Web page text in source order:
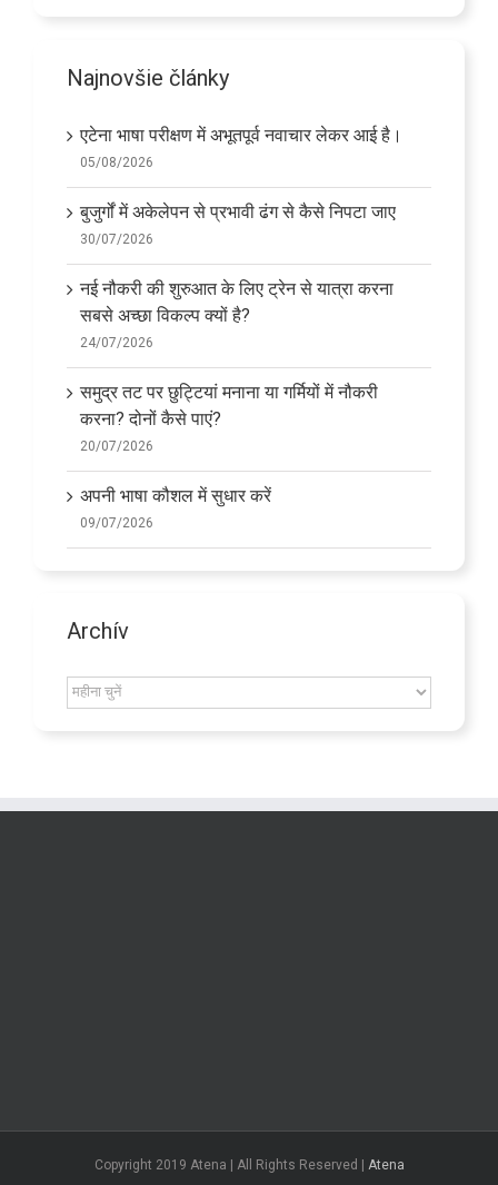
Najnovšie články
एटेना भाषा परीक्षण में अभूतपूर्व नवाचार लेकर आई है।
05/08/2026
बुजुर्गों में अकेलेपन से प्रभावी ढंग से कैसे निपटा जाए
30/07/2026
नई नौकरी की शुरुआत के लिए ट्रेन से यात्रा करना
सबसे अच्छा विकल्प क्यों है?
24/07/2026
समुद्र तट पर छुट्टियां मनाना या गर्मियों में नौकरी
करना? दोनों कैसे पाएं?
20/07/2026
अपनी भाषा कौशल में सुधार करें
09/07/2026
Archív
Archív
Copyright 2019 Atena | All Rights Reserved | Atena